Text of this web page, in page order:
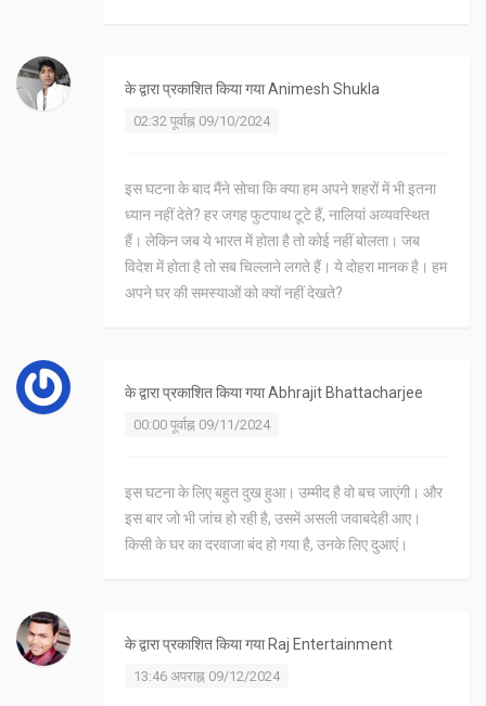
के द्वारा प्रकाशित किया गयाAnimesh Shukla
02:32 पूर्वाह्न 09/10/2024
इस घटना के बाद मैंने सोचा कि क्या हम अपने शहरों में भी इतना
ध्यान नहीं देते? हर जगह फुटपाथ टूटे हैं, नालियां अव्यवस्थित
हैं। लेकिन जब ये भारत में होता है तो कोई नहीं बोलता। जब
विदेश में होता है तो सब चिल्लाने लगते हैं। ये दोहरा मानक है। हम
अपने घर की समस्याओं को क्यों नहीं देखते?
के द्वारा प्रकाशित किया गयाAbhrajit Bhattacharjee
00:00 पूर्वाह्न 09/11/2024
इस घटना के लिए बहुत दुख हुआ। उम्मीद है वो बच जाएंगी। और
इस बार जो भी जांच हो रही है, उसमें असली जवाबदेही आए।
किसी के घर का दरवाजा बंद हो गया है, उनके लिए दुआएं।
के द्वारा प्रकाशित किया गया Raj Entertainment
13:46 अपराह्न 09/12/2024